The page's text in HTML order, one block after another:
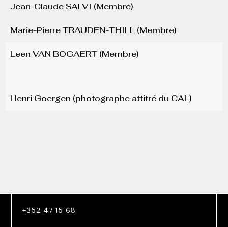
Jean-Claude SALVI (Membre)
Marie-Pierre TRAUDEN-THILL (Membre)
Leen VAN BOGAERT (Membre)
Henri Goergen​ (photographe attitré du CAL)
+352 47 15 68